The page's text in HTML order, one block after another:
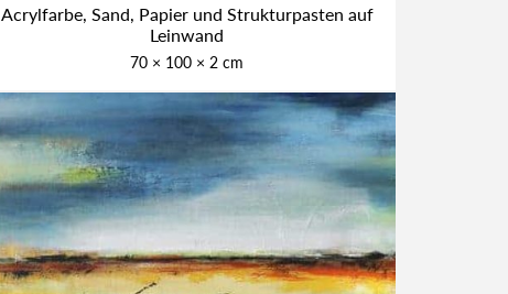
Acryl­far­be, Sand, Papier und Struk­tur­pas­ten auf
Lein­wand
70 × 100 × 2 cm